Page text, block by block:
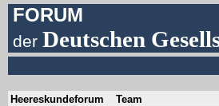
FORUM
derDeutschen
Heereskundeforum Team